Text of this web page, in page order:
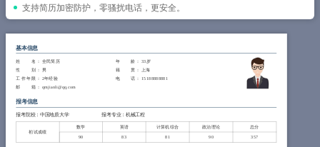
登录 / 注册
支持简历加密防护，零骚扰电话，更安全。
基本信息
姓 名 ： 全民简历 年 龄 ： 33岁
性 别 ： 男 籍 贯 ： 上海
工作年限 ： 2年经验 电 话 ： 15188888881
邮 箱 ： qmjianli@qq.com
报考信息
报考院校：中国地质大学 报考专业：机械工程
初试成绩
数学 英语 计算机综合 政治理论
总分
90
83 81 90 357